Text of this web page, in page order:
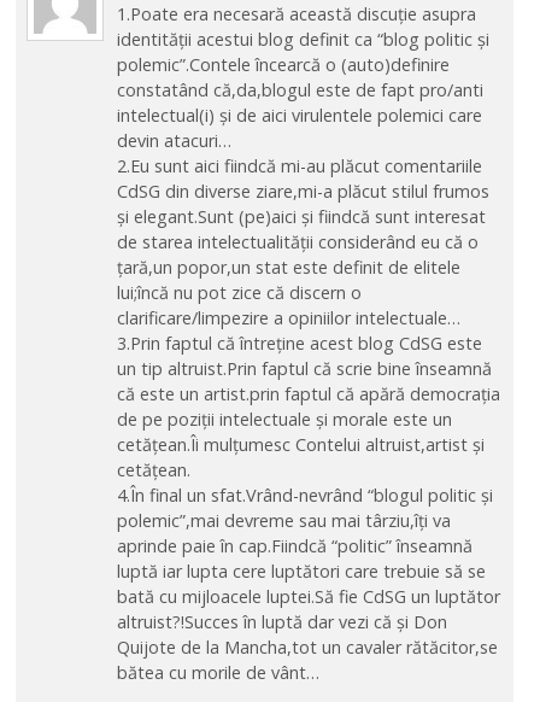
1.Poate era necesară această discuție asupra
identității acestui blog definit ca “blog politic și
polemic”.Contele încearcă o (auto)definire
constatând că,da,blogul este de fapt pro/anti
intelectual(i) și de aici virulentele polemici care
devin atacuri…
2.Eu sunt aici fiindcă mi-au plăcut comentariile
CdSG din diverse ziare,mi-a plăcut stilul frumos
și elegant.Sunt (pe)aici și fiindcă sunt interesat
de starea intelectualității considerând eu că o
țară,un popor,un stat este definit de elitele
lui;încă nu pot zice că discern o
clarificare/limpezire a opiniilor intelectuale…
3.Prin faptul că întreține acest blog CdSG este
un tip altruist.Prin faptul că scrie bine înseamnă
că este un artist.prin faptul că apără democrația
de pe poziții intelectuale și morale este un
cetățean.Îi mulțumesc Contelui altruist,artist și
cetățean.
4.În final un sfat.Vrând-nevrând “blogul politic și
polemic”,mai devreme sau mai târziu,îți va
aprinde paie în cap.Fiindcă “politic” înseamnă
luptă iar lupta cere luptători care trebuie să se
bată cu mijloacele luptei.Să fie CdSG un luptător
altruist?!Succes în luptă dar vezi că și Don
Quijote de la Mancha,tot un cavaler rătăcitor,se
bătea cu morile de vânt…